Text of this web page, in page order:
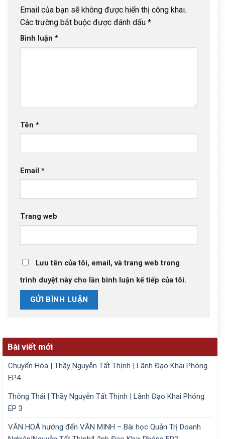
Email của bạn sẽ không được hiển thị công khai.
Các trường bắt buộc được đánh dấu *
Bình luận *
Tên *
Email *
Trang web
Lưu tên của tôi, email, và trang web trong
trình duyệt này cho lần bình luận kế tiếp của tôi.
Bài viết mới
Chuyển Hóa | Thầy Nguyễn Tất Thịnh | Lãnh Đạo Khai Phóng
EP4
Thông Thái | Thầy Nguyễn Tất Thịnh | Lãnh Đạo Khai Phóng
EP 3
VĂN HOÁ hướng đến VĂN MINH – Bài học Quản Trị Doanh